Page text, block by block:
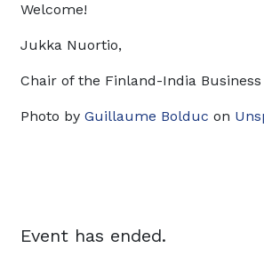
Welcome!
Jukka Nuortio,
Chair of the Finland-India Business
Photo by Guillaume Bolduc on
Event has ended.